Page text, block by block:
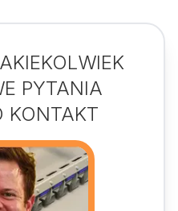
PYTANIA
KONTAKT